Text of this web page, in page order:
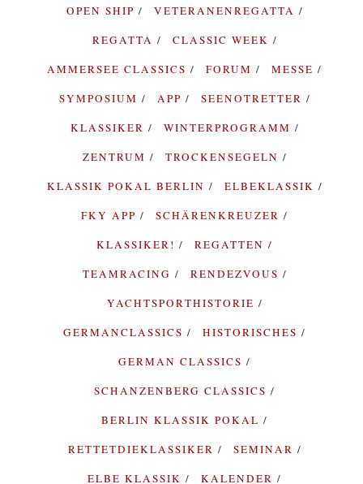
OPEN SHIP
VETERANENREGATTA
REGATTA
CLASSIC WEEK
AMMERSEE CLASSICS
FORUM
MESSE
SYMPOSIUM
APP
SEENOTRETTER
KLASSIKER
WINTERPROGRAMM
ZENTRUM
TROCKENSEGELN
KLASSIK POKAL BERLIN
ELBEKLASSIK
FKY APP
SCHÄRENKREUZER
KLASSIKER!
REGATTEN
TEAMRACING
RENDEZVOUS
YACHTSPORTHISTORIE
GERMANCLASSICS
HISTORISCHES
GERMAN CLASSICS
SCHANZENBERG CLASSICS
BERLIN KLASSIK POKAL
RETTETDIEKLASSIKER
SEMINAR
ELBE KLASSIK
KALENDER